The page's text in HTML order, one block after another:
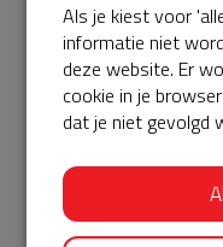
ServiceBuurtAED
AED360-ProCardio.
de leverancier van
komende jaren.
levering en het
Als je kiest voor
informatie niet
deze website. Er
cookie in je
dat je niet gevolgd